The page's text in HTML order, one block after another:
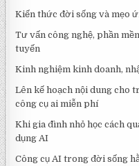
Kiến thức đời sống và mẹo
Tư vấn công nghệ, phần
tuyến
Kinh nghiệm kinh doanh,
Lên kế hoạch nội dung cho
công cụ ai miễn phí
Khi gia đình nhỏ học cách
dụng AI
Công cụ AI trong đời sống